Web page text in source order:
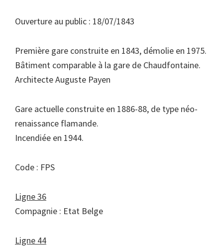
Ouverture au public : 18/07/1843
Première gare construite en 1843, démolie en 1975.
Bâtiment comparable à la gare de Chaudfontaine.
Architecte Auguste Payen
Gare actuelle construite en 1886-88, de type néo-
renaissance flamande.
Incendiée en 1944.
Code : FPS
Ligne 36
Compagnie : Etat Belge
Ligne 44